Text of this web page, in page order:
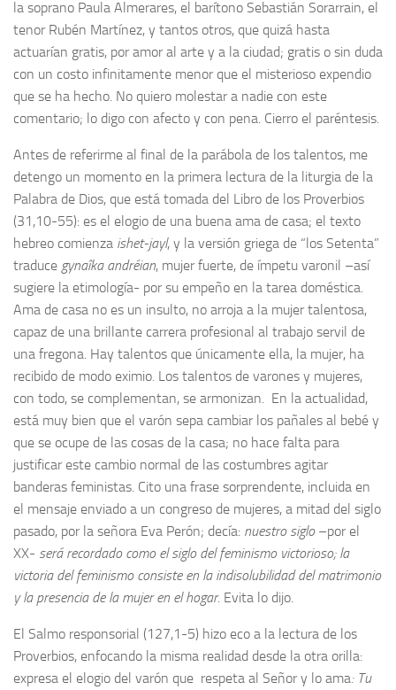
la soprano Paula Almerares, el barítono Sebastián Sorarrain, el
tenor Rubén Martínez, y tantos otros, que quizá hasta
actuarían gratis, por amor al arte y a la ciudad; gratis o sin duda
con un costo infinitamente menor que el misterioso expendio
que se ha hecho. No quiero molestar a nadie con este
comentario; lo digo con afecto y con pena. Cierro el paréntesis.
Antes de referirme al final de la parábola de los talentos, me
detengo un momento en la primera lectura de la liturgia de la
Palabra de Dios, que está tomada del Libro de los Proverbios
(31,10-55): es el elogio de una buena ama de casa; el texto
hebreo comienza ishet-jayl, y la versión griega de “los Setenta”
traduce gynaîka andréian, mujer fuerte, de ímpetu varonil –así
sugiere la etimología- por su empeño en la tarea doméstica.
Ama de casa no es un insulto, no arroja a la mujer talentosa,
capaz de una brillante carrera profesional al trabajo servil de
una fregona. Hay talentos que únicamente ella, la mujer, ha
recibido de modo eximio. Los talentos de varones y mujeres,
con todo, se complementan, se armonizan. En la actualidad,
está muy bien que el varón sepa cambiar los pañales al bebé y
que se ocupe de las cosas de la casa; no hace falta para
justificar este cambio normal de las costumbres agitar
banderas feministas. Cito una frase sorprendente, incluida en
el mensaje enviado a un congreso de mujeres, a mitad del siglo
pasado, por la señora Eva Perón; decía: nuestro siglo–por el
XX- será recordado como el siglo del feminismo victorioso; la
victoria del feminismo consiste en la indisolubilidad del matrimonio
y la presencia de la mujer en el hogar. Evita lo dijo.
El Salmo responsorial (127,1-5) hizo eco a la lectura de los
Proverbios, enfocando la misma realidad desde la otra orilla:
expresa el elogio del varón que respeta al Señor y lo ama: Tu